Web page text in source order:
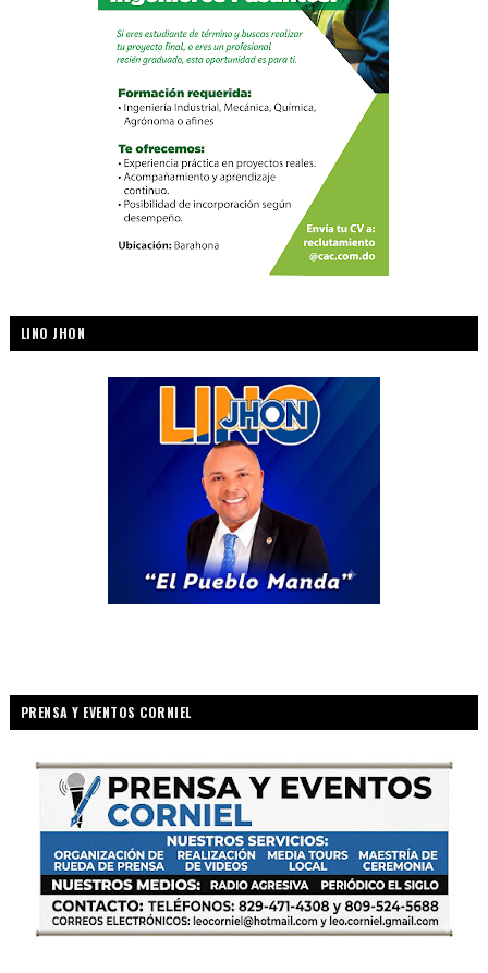
LINO JHON
PRENSA Y EVENTOS CORNIEL